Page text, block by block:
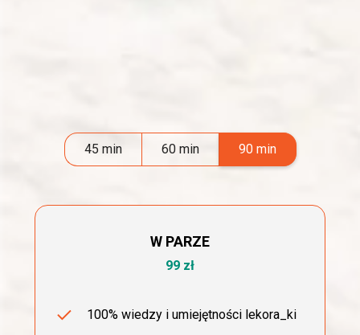
45 min 60 min 90 min
W PARZE
99 zł
100% wiedzy i umiejętności lekora_ki